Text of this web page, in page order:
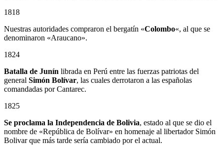
1818
Nuestras autoridades compraron el bergatín «Colombo«, al que se
denominaron «Araucano».
1824
Batalla de Junín librada en Perú entre las fuerzas patriotas del
general Simón Bolívar, las cuales derrotaron a las españolas
comandadas por Cantarec.
1825
Se proclama la Independencia de Bolivia, estado al que se dio el
nombre de «República de Bolívar» en homenaje al libertador Simón
Bolivar que más tarde sería cambiado por el actual.